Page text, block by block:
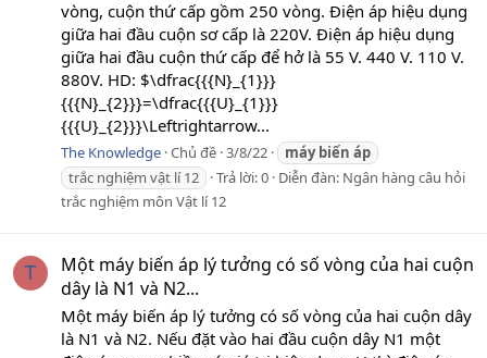
vòng, cuộn thứ cấp gồm 250 vòng. Điện áp hiệu dụng
giữa hai đầu cuộn sơ cấp là 220V. Điện áp hiệu dụng
giữa hai đầu cuộn thứ cấp để hở là 55 V. 440 V. 110 V.
880V. HD: $\dfrac{{{N}_{1}}}
{{{N}_{2}}}=\dfrac{{{U}_{1}}}
{{{U}_{2}}}\Leftrightarrow...
The Knowledge Chủ đề 3/8/22 máy biến áp
trắc nghiệm vật lí 12
Trả lời: 0 Diễn đàn: Ngân hàng câu hỏi
trắc nghiệm môn Vật lí 12
T
Một máy biến áp lý tưởng có số vòng của hai cuộn
dây là N1 và N2...
Một máy biến áp lý tưởng có số vòng của hai cuộn dây
là N1 và N2. Nếu đặt vào hai đầu cuộn dây N1 một